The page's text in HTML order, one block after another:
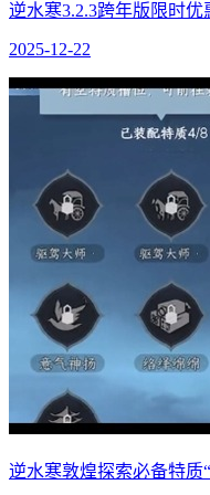
逆水寒3.2.3跨年版限时优
2025-12-22
逆水寒敦煌探索必备特质